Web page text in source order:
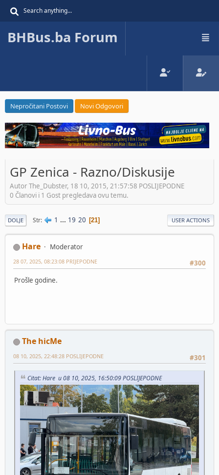
BHBus.ba Forum
Nepročitani Postovi Novi Odgovori
GP Zenica - Razno/Diskusije
Autor The_Dubster, 18 10, 2015, 21:57:58 POSLIJEPODNE
0 Članovi i 1 Gost pregledava ovu temu.
DOLJE Str 1 ... 19 20 21 USER ACTIONS
Hare
Moderator
#300
28 07, 2025, 08:23:08 PRIJEPODNE
Prošle godine.
The hicMe
#301
08 10, 2025, 22:48:28 POSLIJEPODNE
Citat: Hare u 08 10, 2025, 16:50:09 POSLIJEPODNE